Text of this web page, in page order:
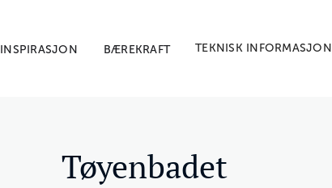
INSPIRASJON BÆREKRAFT TEKNISK INFORMASJON
Tøyenbadet